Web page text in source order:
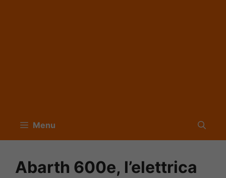
Menu
Abarth 600e, l’elettrica